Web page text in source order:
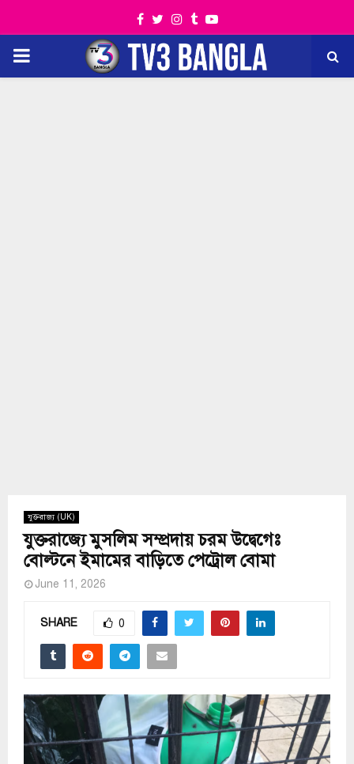
Facebook
TwitterInstagram
TumblrYoutube
PRIMARY
যুক্তরাজ্য (UK)
যুক্তরাজ্যে মুসলিম সম্প্রদায় চরম উদ্বেগেঃ
বোল্টনে ইমামের বাড়িতে পেট্রোল বোমা
June 11, 2026
SHARE 0